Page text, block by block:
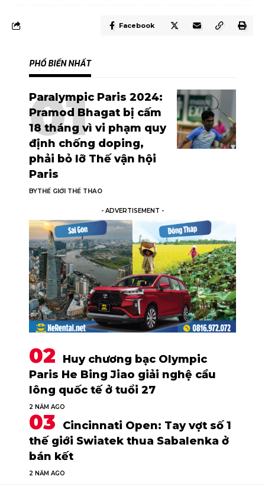
Facebook
PHỔ BIẾN NHẤT
Paralympic Paris 2024:
Pramod Bhagat bị cấm
18 tháng vì vi phạm quy
định chống doping,
phải bỏ lỡ Thế vận hội
Paris
BYTHẾ GIỚI THỂ THAO
- ADVERTISEMENT -
Huy chương bạc Olympic
Paris He Bing Jiao giải nghệ cầu
lông quốc tế ở tuổi 27
2 NĂM AGO
Cincinnati Open: Tay vợt số 1
thế giới Swiatek thua Sabalenka ở
bán kết
2 NĂM AGO